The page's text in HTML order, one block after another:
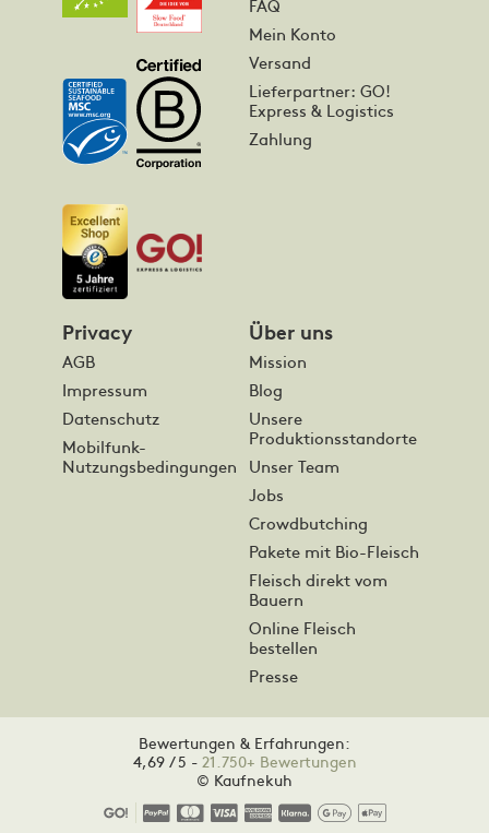
FAQ
Mein Konto
Versand
Lieferpartner: GO!
Express & Logistics
Zahlung
Privacy
AGB
Impressum
Datenschutz
Mobilfunk-
Nutzungsbedingungen
Über uns
Mission
Blog
Unsere
Produktionsstandorte
Unser Team
Jobs
Crowdbutching
Pakete mit Bio-Fleisch
Fleisch direkt vom
Bauern
Online Fleisch
bestellen
Presse
Bewertungen & Erfahrungen:
4,69 / 5 - 21.750+ Bewertungen
© Kaufnekuh